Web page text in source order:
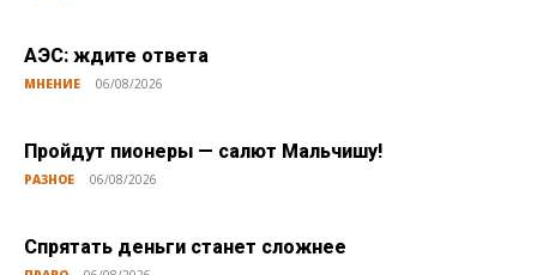
АЭС: ждите ответа
МНЕНИЕ 06/08/2026
Пройдут пионеры — салют Мальчишу!
РАЗНОЕ 06/08/2026
Спрятать деньги станет сложнее